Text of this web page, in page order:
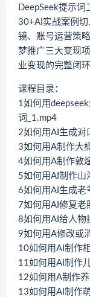
DeepSeek提示
30+AI实战案例
镜、账号运营策
梦推广三大变现
业变现的完整闭环
课程目录：
1如何用
词_1.mp4
2如何用AI生成对
3如何用A制作大
4如何用A制作敦
5如何用AI制作山
6如何用AI生成老
7如何用AI修复老
8如何用AI给人物
9如何用A修改或
10如何用AI制作
11如何用AI制作
12如何用A制作
13如何用AI制作